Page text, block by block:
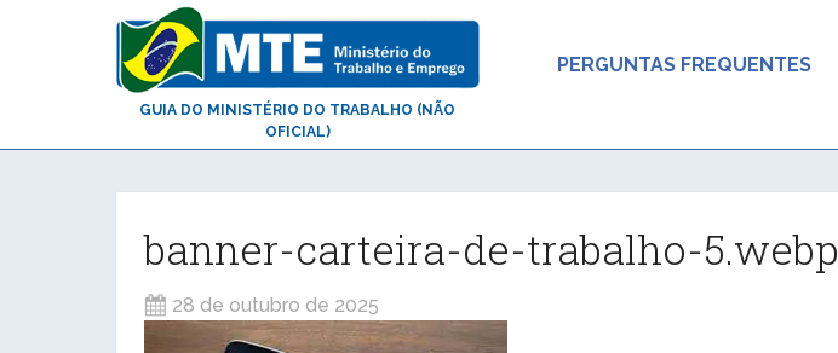
GUIA DO MINISTÉRIO DO TRABALHO (NÃO
OFICIAL)
PERGUNTAS FREQUENTES
banner-carteira-de-trabalho-5.webp
28 de outubro de 2025